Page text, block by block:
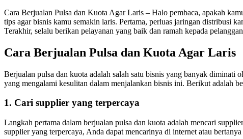
Cara Berjualan Pulsa dan Kuota Agar Laris – Halo pembaca, apakah
tips agar bisnis kamu semakin laris. Pertama, perluas jaringan distribusi
Terakhir, selalu berikan pelayanan yang baik dan ramah kepada
Cara Berjualan Pulsa dan Kuota Agar Laris
Berjualan pulsa dan kuota adalah salah satu bisnis yang banyak diminati
yang mengalami kesulitan dalam menjalankan bisnis ini. Berikut adalah
1. Cari supplier yang terpercaya
Langkah pertama dalam berjualan pulsa dan kuota adalah mencari
supplier yang terpercaya, Anda dapat mencarinya di internet atau